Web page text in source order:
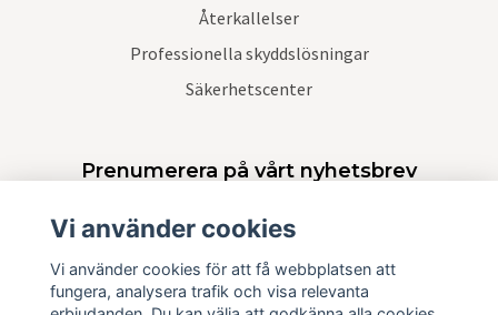
Återkallelser
Professionella skyddslösningar
Säkerhetscenter
Prenumerera på vårt nyhetsbrev
Vi använder cookies
Vi använder cookies för att få webbplatsen att
fungera, analysera trafik och visa relevanta